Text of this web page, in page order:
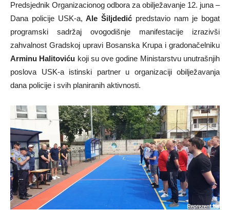
Predsjednik Organizacionog odbora za obilježavanje 12. juna –
Dana policije USK-a,Ale Šiljdedić predstavio nam je bogat
programski sadržaj ovogodišnje manifestacije izrazivši
zahvalnost Gradskoj upravi Bosanska Krupa i gradonačelniku
Arminu Halitoviću koji su ove godine Ministarstvu unutrašnjih
poslova USK-a istinski partner u organizaciji obilježavanja
dana policije i svih planiranih aktivnosti.